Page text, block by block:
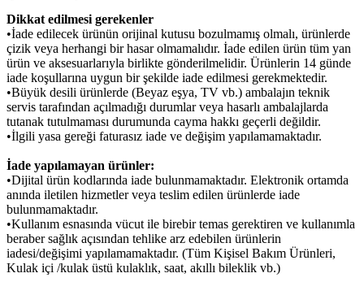
Dikkat edilmesi gerekenler
•İade edilecek ürünün orijinal kutusu bozulmamış olmalı, ürünlerde
çizik veya herhangi bir hasar olmamalıdır. İade edilen ürün tüm yan
ürün ve aksesuarlarıyla birlikte gönderilmelidir. Ürünlerin 14 günde
iade koşullarına uygun bir şekilde iade edilmesi gerekmektedir.
•Büyük desili ürünlerde (Beyaz eşya, TV vb.) ambalajın teknik
servis tarafından açılmadığı durumlar veya hasarlı ambalajlarda
tutanak tutulmaması durumunda cayma hakkı geçerli değildir.
•İlgili yasa gereği faturasız iade ve değişim yapılamamaktadır.
İade yapılamayan ürünler:
•Dijital ürün kodlarında iade bulunmamaktadır. Elektronik ortamda
anında iletilen hizmetler veya teslim edilen ürünlerde iade
bulunmamaktadır.
•Kullanım esnasında vücut ile birebir temas gerektiren ve kullanımla
beraber sağlık açısından tehlike arz edebilen ürünlerin
iadesi/değişimi yapılamamaktadır. (Tüm Kişisel Bakım Ürünleri,
Kulak içi /kulak üstü kulaklık, saat, akıllı bileklik vb.)